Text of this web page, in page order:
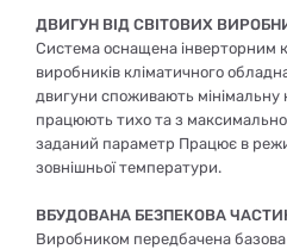
ДВИГУН ВІД СВІТОВИХ
Система оснащена інверторним
виробників кліматичного
двигуни споживають мінімальну
працюють тихо та з
заданий параметр Працює в
зовнішньої температури.
ВБУДОВАНА БЕЗПЕКОВА
Виробником передбачена